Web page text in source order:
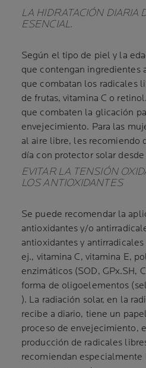
LA HIDRATACIÓN DIARIA
ESENCIAL.
Según el tipo de piel y la
que contengan ingredientes
que combatan los radicales
de frutas, vitamina C o
que combaten la glicación
envejecimiento. Para las
al aire libre, les recomiendo
día con protector solar
EVITAR LA TENSIÓN
LOS ANTIOXIDANTES
Se puede recomendar la
antioxidantes y/o
antioxidantes y
ej., vitamina C, vitamina E,
enzimáticos (SOD, GPx.SH,
forma de oligoelementos
). La radiación solar, en la
recibe a diario, tiene un
proceso de envejecimiento,
producción de radicales
recomiendan